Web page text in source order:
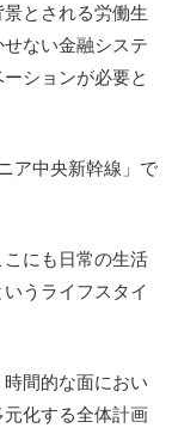
とされる労働生
ない金融システ
ションが必要と
ア中央新幹線」で
にも日常の生活
うライフスタイ
間的な面におい
化する全体計画